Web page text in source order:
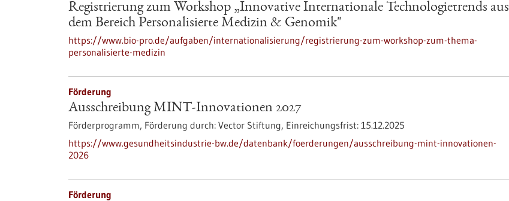
Registrierung zum Workshop „Innovative Internationale Technologietrends aus
dem Bereich Personalisierte Medizin & Genomik"
https://www.bio-pro.de/aufgaben/internationalisierung/registrierung-zum-workshop-zum-thema-
personalisierte-medizin
Förderung
Ausschreibung MINT-Innovationen 2027
Förderprogramm, Förderung durch: Vector Stiftung, Einreichungsfrist: 15.12.2025
https://www.gesundheitsindustrie-bw.de/datenbank/foerderungen/ausschreibung-mint-innovationen-
2026
Förderung